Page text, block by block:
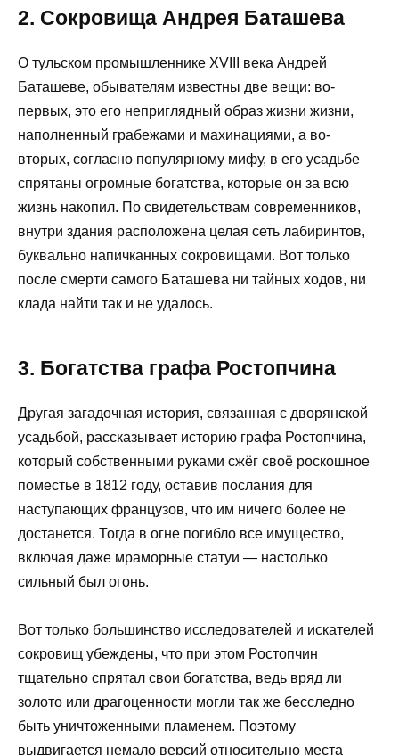
2. Сокровища Андрея Баташева
О тульском промышленнике XVIII века Андрей
Баташеве, обывателям известны две вещи: во-
первых, это его неприглядный образ жизни жизни,
наполненный грабежами и махинациями, а во-
вторых, согласно популярному мифу, в его усадьбе
спрятаны огромные богатства, которые он за всю
жизнь накопил. По свидетельствам современников,
внутри здания расположена целая сеть лабиринтов,
буквально напичканных сокровищами. Вот только
после смерти самого Баташева ни тайных ходов, ни
клада найти так и не удалось.
3. Богатства графа Ростопчина
Другая загадочная история, связанная с дворянской
усадьбой, рассказывает историю графа Ростопчина,
который собственными руками сжёг своё роскошное
поместье в 1812 году, оставив послания для
наступающих французов, что им ничего более не
достанется. Тогда в огне погибло все имущество,
включая даже мраморные статуи — настолько
сильный был огонь.
Вот только большинство исследователей и искателей
сокровищ убеждены, что при этом Ростопчин
тщательно спрятал свои богатства, ведь вряд ли
золото или драгоценности могли так же бесследно
быть уничтоженными пламенем. Поэтому
выдвигается немало версий относительно места